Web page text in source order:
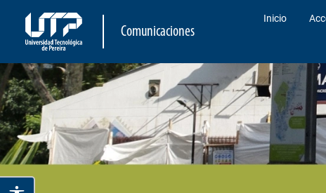
Comunicaciones
Inicio